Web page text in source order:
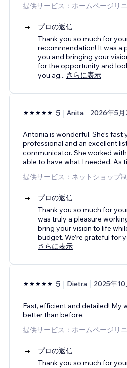
提供サービス：ホームページリ
プロの返信
Thank you so much for
recommendation! It was a
you and bringing your
for the opportunity and
you ag... さらに表示
5 Anita 2026年5月
Antonia is wonderful. She’s
professional and an excellent
communicator. She worked
able to have what I needed. As
提供サービス：ネットショップ
プロの返信
Thank you so much for
was truly a pleasure
bring your vision to life
budget. We’re grateful for
さらに表示
5 Dietra 2025年10
Fast, efficient and detailed! My
better than before.
提供サービス：ホームページリ
プロの返信
Thank you so much for